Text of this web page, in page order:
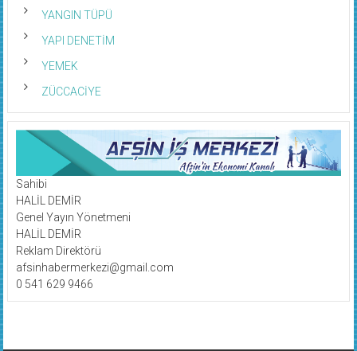
YANGIN TÜPÜ
YAPI DENETİM
YEMEK
ZÜCCACİYE
Sahibi
HALİL DEMİR
Genel Yayın Yönetmeni
HALİL DEMİR
Reklam Direktörü
afsinhabermerkezi@gmail.com
0 541 629 9466